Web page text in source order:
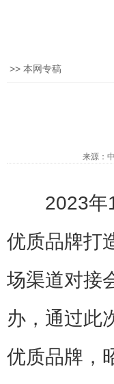
>> 本网专稿
来源：
2023年
优质品牌打
场渠道对接
办，通过此
优质品牌，